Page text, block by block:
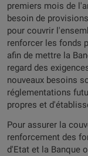
premiers mois de
besoin de
pour couvrir
renforcer les fonds
afin de mettre la
regard des
nouveaux besoins
réglementations
propres et
Pour assurer la
renforcement des
d'Etat et la Banque